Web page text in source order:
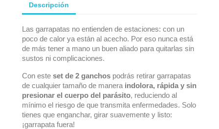
Descripción
Las garrapatas no entienden de estaciones: con un
poco de calor ya están al acecho. Por eso nunca está
de más tener a mano un buen aliado para quitarlas sin
sustos ni complicaciones.
Con este set de 2 ganchos podrás retirar garrapatas
de cualquier tamaño de manera indolora, rápida y sin
presionar el cuerpo del parásito, reduciendo al
mínimo el riesgo de que transmita enfermedades. Solo
tienes que enganchar, girar suavemente y listo:
¡garrapata fuera!